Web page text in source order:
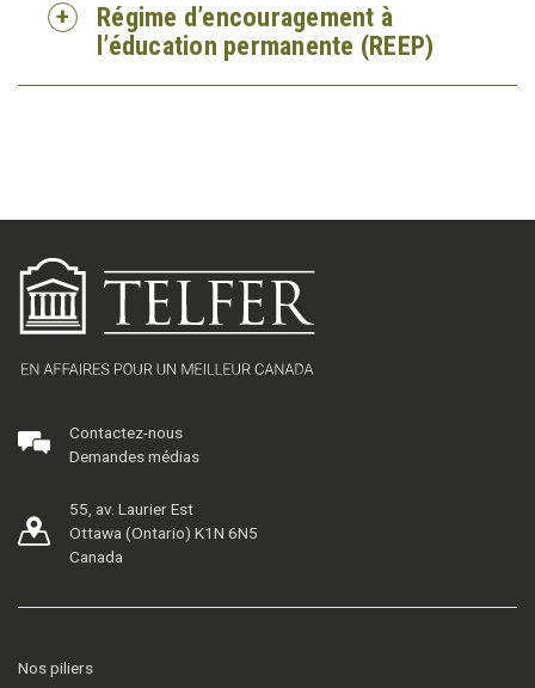
Régime d’encouragement à
l’éducation permanente (REEP)
Contactez-nous
Demandes médias
55, av. Laurier Est
Ottawa (Ontario) K1N 6N5
Canada
Nos piliers